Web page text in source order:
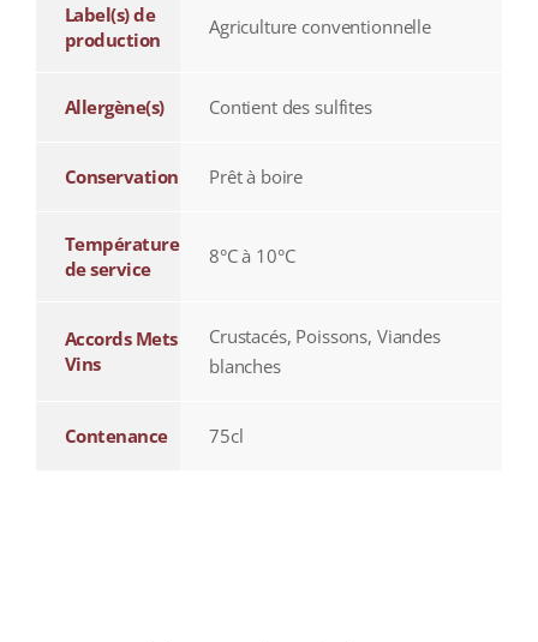
Label(s) de
production
Agriculture conventionnelle
Allergène(s) Contient des sulfites
Conservation Prêt à boire
Température
de service
8°C à 10°C
Accords Mets
Vins
Crustacés, Poissons, Viandes
blanches
Contenance 75cl